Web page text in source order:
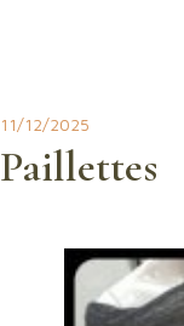
11/12/2025
Paillettes